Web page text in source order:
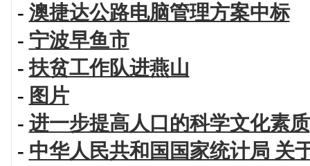
- 澳捷达公路电脑管理方案中标
- 宁波早鱼市
-扶贫工作队进燕山
- 图片
- 进一步提高人口的科学文化素质
- 中华人民共和国国家统计局 关